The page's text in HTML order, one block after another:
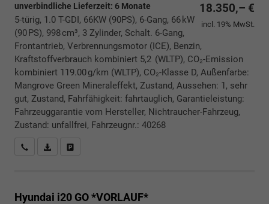
18.350,– €
incl. 19% MwSt.
unverbindliche Lieferzeit: 6 Monate
5-türig, 1.0 T-GDI, 66KW (90PS), 6-Gang, 66 kW
(90 PS), 998 cm³, 3 Zylinder, Schalt. 6-Gang,
Frontantrieb, Verbrennungsmotor (ICE), Benzin,
Kraftstoffverbrauch kombiniert 5,2 (WLTP), CO₂-Emission
kombiniert 119.00 g/km (WLTP), CO₂-Klasse D, Außenfarbe:
Mangrove Green Mineraleffekt, Zustand, Aussehen: 1, sehr
gut, Zustand, Fahrfähigkeit: fahrtauglich, Garantieleistung:
Fahrzeuggarantie vom Hersteller, Nichtraucher-Fahrzeug,
Zustand: unfallfrei, Fahrzeugnr.: 40268
Rückrufbitte absenden
PDF-Datei, Fahrzeugexposé drucken
Hyundai i20 GO *VORLAUF*